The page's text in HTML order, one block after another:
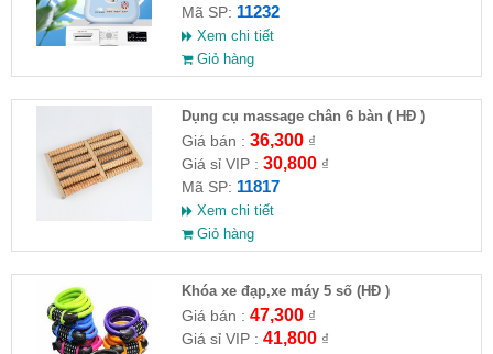
Mã SP: 11232
Xem chi tiết
Giỏ hàng
Dụng cụ massage chân 6 bàn ( HĐ )
Giá bán : 36,300₫
Giá sỉ VIP : 30,800₫
Mã SP: 11817
Xem chi tiết
Giỏ hàng
Khóa xe đạp,xe máy 5 số (HĐ )
Giá bán : 47,300₫
Giá sỉ VIP : 41,800₫